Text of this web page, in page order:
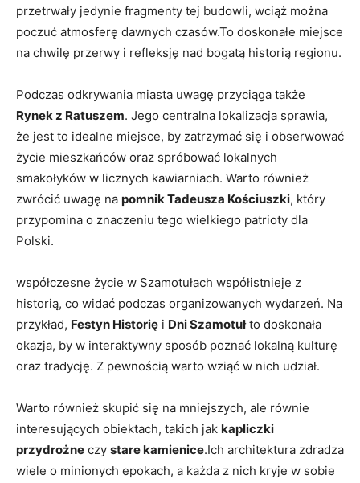
przetrwały jedynie fragmenty tej budowli, wciąż można
poczuć atmosferę dawnych czasów.To doskonałe miejsce
na chwilę przerwy i refleksję nad bogatą historią regionu.
Podczas odkrywania miasta uwagę przyciąga także
Rynek z Ratuszem. Jego centralna lokalizacja sprawia,
że jest to idealne miejsce, by zatrzymać się i obserwować
życie mieszkańców oraz spróbować lokalnych
smakołyków w licznych kawiarniach. Warto również
zwrócić uwagę na pomnik Tadeusza Kościuszki, który
przypomina o znaczeniu tego wielkiego patrioty dla
Polski.
współczesne życie w Szamotułach współistnieje z
historią, co widać podczas organizowanych wydarzeń. Na
przykład, Festyn Historię i Dni Szamotułto doskonała
okazja, by w interaktywny sposób poznać lokalną kulturę
oraz tradycję. Z pewnością warto wziąć w nich udział.
Warto również skupić się na mniejszych, ale równie
interesujących obiektach, takich jak kapliczki
przydrożne czy stare kamienice.Ich architektura zdradza
wiele o minionych epokach, a każda z nich kryje w sobie